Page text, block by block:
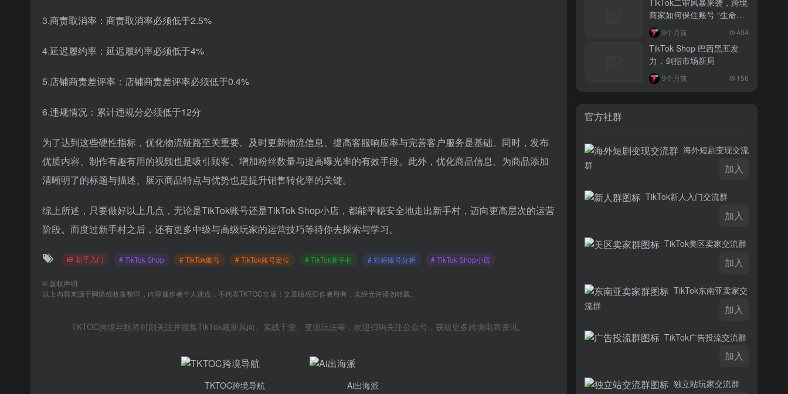
3.商责取消率：商责取消率必须低于2.5%
4.延迟履约率：延迟履约率必须低于4%
5.店铺商责差评率：店铺商责差评率必须低于0.4%
6.违规情况：累计违规分必须低于12分
为了达到这些硬性指标，优化物流链路至关重要。及时更新物流信息、提高客服响应率与完善客户服务是基础。同时，发布
优质内容、制作有趣有用的视频也是吸引顾客、增加粉丝数量与提高曝光率的有效手段。此外，优化商品信息、为商品添加
清晰明了的标题与描述、展示商品特点与优势也是提升销售转化率的关键。
综上所述，只要做好以上几点，无论是TikTok账号还是TikTok Shop小店，都能平稳安全地走出新手村，迈向更高层次的运营
阶段。而度过新手村之后，还有更多中级与高级玩家的运营技巧等待你去探索与学习。
新手入门 # TikTok Shop # TikTok账号 # TikTok账号定位 # TikTok新手村 # 对标账号分析 # TikTok Shop小店
© 版权声明
以上内容来源于网络或收集整理，内容属作者个人观点，不代表TKTOC立场！文章版权归作者所有，未经允许请勿转载。
TKTOC跨境导航将时刻关注并搜集TikTok最新风向、实战干货、变现玩法等，欢迎扫码关注公众号，获取更多跨境电商资讯。
TKTOC跨境导航 Ai出海派
土品牌开拓东南亚市场
TikTok Shop 英美周榜出炉 美妆家居成
TikTok二审风暴来袭，跨境
商家如何保住账号 “生命
线”？9个月前 404
TikTok Shop 巴西黑五发
力，剑指市场新局
9个月前 156
官方社群
海外短剧变现交流
群
加入
TikTok新人入门交流群
加入
TikTok美区卖家交流群
加入
TikTok东南亚卖家交
流群
加入
TikTok广告投流交流群
加入
独立站玩家交流群